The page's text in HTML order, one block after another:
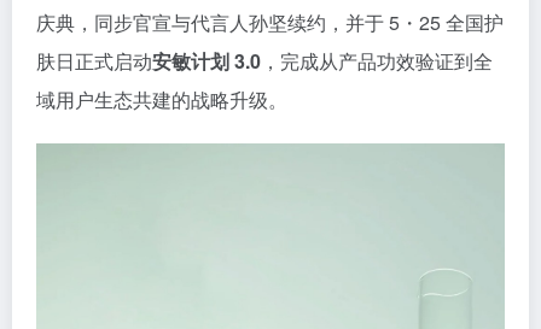
庆典，同步官宣与代言人孙坚续约，并于 5・25 全国护
肤日正式启动安敏计划 3.0 ，完成从产品功效验证到全
域用户生态共建的战略升级。